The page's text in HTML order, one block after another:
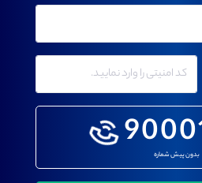
بدون پیش شماره